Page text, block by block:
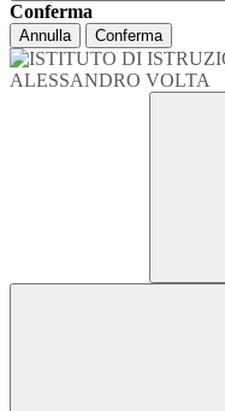
Conferma
Annulla Conferma